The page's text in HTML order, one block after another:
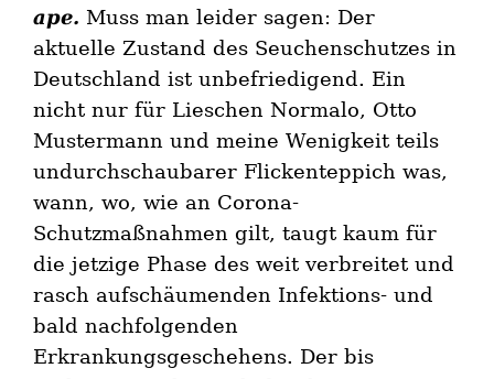
ape. Muss man leider sagen: Der
aktuelle Zustand des Seuchenschutzes in
Deutschland ist unbefriedigend. Ein
nicht nur für Lieschen Normalo, Otto
Mustermann und meine Wenigkeit teils
undurchschaubarer Flickenteppich was,
wann, wo, wie an Corona-
Schutzmaßnahmen gilt, taugt kaum für
die jetzige Phase des weit verbreitet und
rasch aufschäumenden Infektions- und
bald nachfolgenden
Erkrankungsgeschehens. Der bis